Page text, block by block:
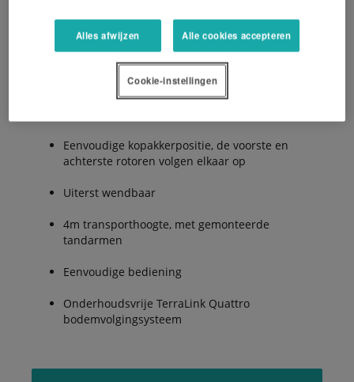
Hoge capaciteit
Hydraulische verstelling van de werk- en van de
Eenvoudige kopakkerpositie, de voorste en
achterste rotoren volgen elkaar op
Uiterst wendbaar
4m transporthoogte, met gemonteerde
tandarmen
Eenvoudige bediening
Onderhoudsvrije TerraLink Quattro
bodemvolgingsysteem
Alles afwijzen Alle cookies accepteren
Cookie-instellingen